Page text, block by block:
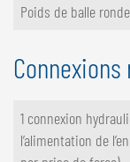
Poids de balle
1 connexion
l’alimentation de